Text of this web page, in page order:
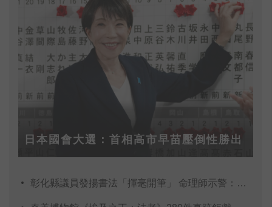
日本國會大選：首相高市早苗壓倒性勝出
彰化縣議員發揚書法「揮毫開筆」 命理師示警：不